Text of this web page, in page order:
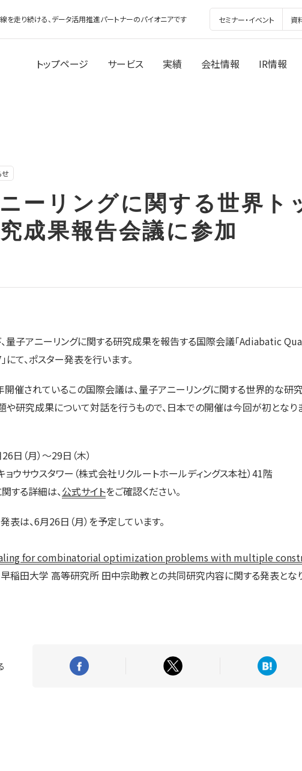
走り続ける、データ活用推進パートナーのパイオニアです セミナー・イベント 資
トップページ サービス 実績 会社情報 IR情報
せ
ーリングに関する世界ト
成果報告会議に参加
量子アニーリングに関する研究成果を報告する国際会議「Adiabatic
て、ポスター発表を行います。
催されているこの国際会議は、量子アニーリングに関する世界的な研
や研究成果について対話を行うもので、日本での開催は今回が初となり
日（月）～29日（木）
ョウサウスタワー（株式会社リクルートホールディングス本社）41階
する詳細は、公式サイトをご確認ください。
は、6月26日（月）を予定しています。
for combinatorial optimization problems with multiple
早稲田大学 高等研究所 田中宗助教との共同研究内容に関する発表となり